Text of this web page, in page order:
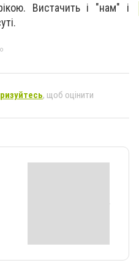
Вистачить і "нам" і
, щоб оцінити